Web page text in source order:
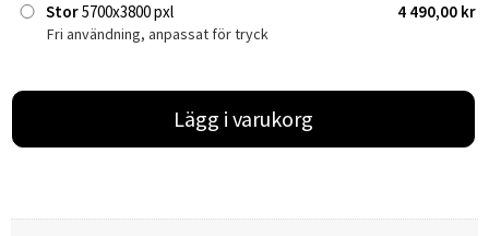
Stor5700x3800 pxl 4 490,00 kr
Fri användning, anpassat för tryck
Lägg i varukorg